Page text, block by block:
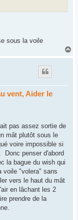
sous la voile
vent, Aider le
pas assez sortie de
mât plutôt sous le
voire impossible si
Donc penser d'abord
la bague du wish qui
voile "volera" sans
vers le haut du mât
en lâchant les 2
prendre de la